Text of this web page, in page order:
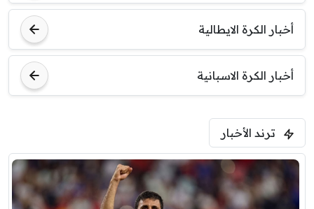
أخبار الكرة الايطالية
أخبار الكرة الاسبانية
ترند الأخبار